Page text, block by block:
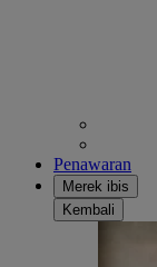
Penawaran
Merek ibis
Kembali